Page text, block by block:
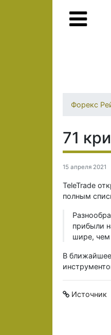
Форекс
71
15 апреля 2021
TeleTrade
полным
прибыли
шире, чем
В
Источник